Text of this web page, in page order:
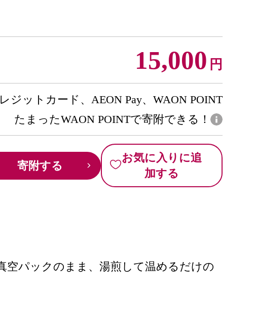
15,000 円
ジットカード、AEON Pay、WAON POINT
たまったWAON POINTで寄附できる！
寄附する
お気に入りに追
加する
空パックのまま、湯煎して温めるだけの